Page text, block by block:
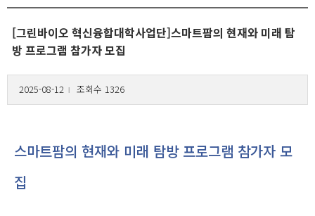
[그린바이오 혁신융합대학사업단]스마트팜의 현재와 미래 탐
방 프로그램 참가자 모집
2025-08-12 l 조회수 1326
스마트팜의 현재와 미래 탐방 프로그램 참가자 모
집